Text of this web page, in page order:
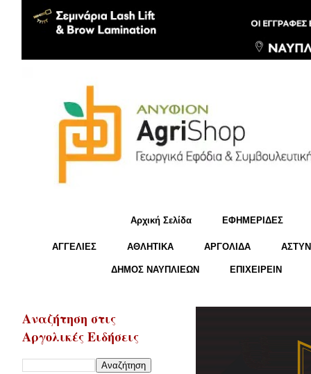
Αρχική Σελίδα ΕΦΗΜΕΡΙΔΕΣ
ΑΓΓΕΛΙΕΣ ΑΘΛΗΤΙΚΑ ΑΡΓΟΛΙΔΑ
ΔΗΜΟΣ ΝΑΥΠΛΙΕΩΝ ΕΠΙΧΕΙΡΕΙΝ
Αναζήτηση στις
Αργολικές Ειδήσεις